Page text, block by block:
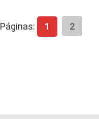
Páginas: 1 2